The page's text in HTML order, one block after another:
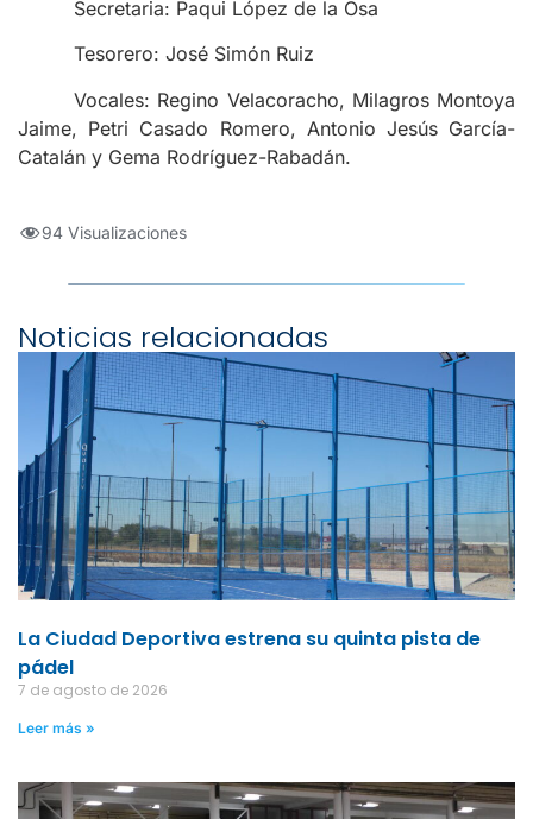
Secretaria: Paqui López de la Osa
Tesorero: José Simón Ruiz
Vocales: Regino Velacoracho, Milagros Montoya
Jaime, Petri Casado Romero, Antonio Jesús García-
Catalán y Gema Rodríguez-Rabadán.
94 Visualizaciones
Noticias relacionadas
La Ciudad Deportiva estrena su quinta pista de
pádel
7 de agosto de 2026
Leer más »